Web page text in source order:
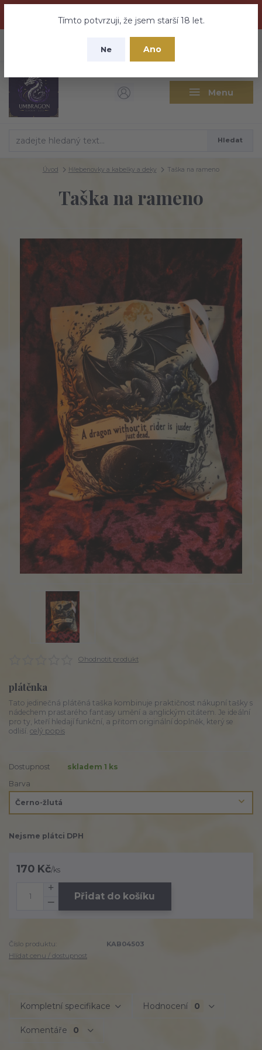
nebuďte vyděšeni zde najdete vše a ještě mnohem víc
Tímto potvrzuji, že jsem starší 18 let.
Ne Ano
Menu
CZK
Hledat
Úvod Hřebenovky a kabelky a deky Taška na rameno
Taška na rameno
Ohodnotit produkt
plátěnka
Tato jedinečná plátěná taška kombinuje praktičnost nákupní tašky s
nádechem prastarého fantasy umění a anglickým citátem. Je ideální
pro ty, kteří hledají funkční, a přitom originální doplněk, který se
odliší. celý popis
Dostupnost
skladem 1 ks
Barva
Nejsme plátci DPH
170 Kč/ks
Přidat do košíku
Číslo produktu:
KAB04503
Hlídat cenu / dostupnost
Kompletní specifikace Hodnocení 0
Komentáře 0